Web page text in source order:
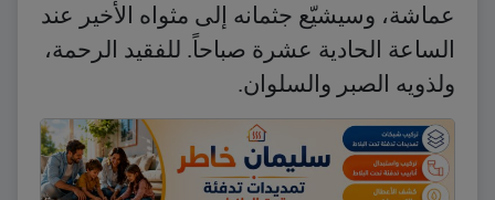
عماشة، وسيشيّع جثمانه إلى مثواه الأخير عند
الساعة الحادية عشرة صباحاً. للفقيد الرحمة،
ولذويه الصبر والسلوان.